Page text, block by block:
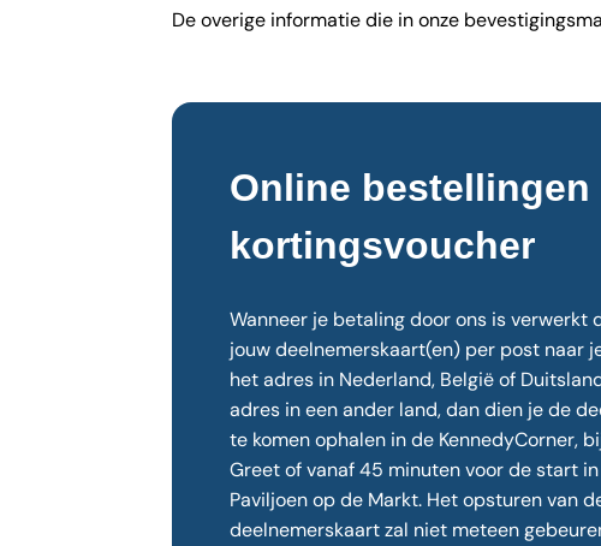
De overige informatie die in onze
Online
kortingsvoucher
Wanneer je betaling door ons is verwerkt
jouw deelnemerskaart(en) per post naar
het adres in Nederland, België of
adres in een ander land, dan dien je de
te komen ophalen in de KennedyCorner,
Greet of vanaf 45 minuten voor de start
Paviljoen op de Markt. Het opsturen van
deelnemerskaart zal niet meteen